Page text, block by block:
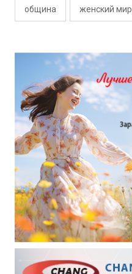
община женский мир